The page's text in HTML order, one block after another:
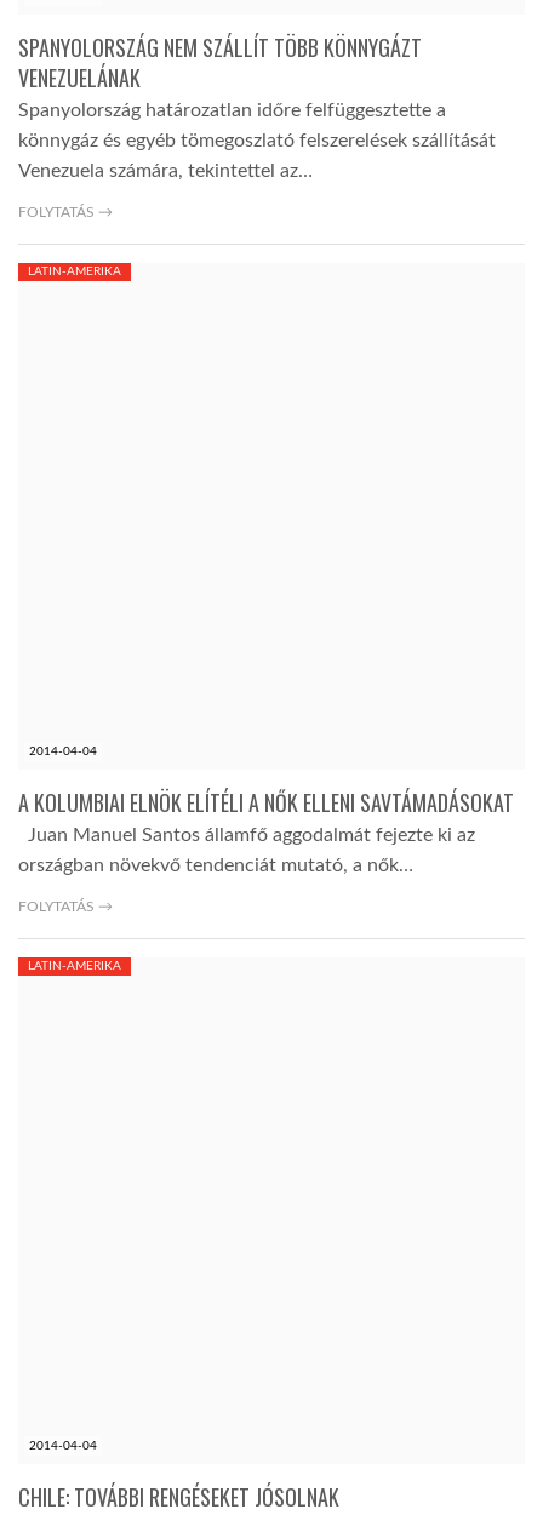
SPANYOLORSZÁG NEM SZÁLLÍT TÖBB KÖNNYGÁZT
VENEZUELÁNAK
Spanyolország határozatlan időre felfüggesztette a
könnygáz és egyéb tömegoszlató felszerelések szállítását
Venezuela számára, tekintettel az…
FOLYTATÁS →
2014-04-04
LATIN-AMERIKA
A KOLUMBIAI ELNÖK ELÍTÉLI A NŐK ELLENI SAVTÁMADÁSOKAT
Juan Manuel Santos államfő aggodalmát fejezte ki az
országban növekvő tendenciát mutató, a nők…
FOLYTATÁS →
2014-04-04
LATIN-AMERIKA
CHILE: TOVÁBBI RENGÉSEKET JÓSOLNAK